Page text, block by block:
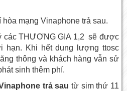
hòa mạng Vinaphone trả sau.
các THƯƠNG GIA 1,2 sẽ được
hạn. Khi hết dung lượng ttosc
thông và khách hàng vẫn sử
sinh thêm phí.
trả sau từ sim thứ 11